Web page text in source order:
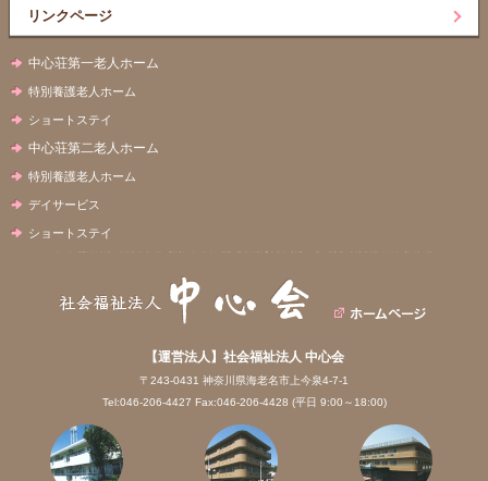
リンクページ
中心荘第一老人ホーム
特別養護老人ホーム
ショートステイ
中心荘第二老人ホーム
特別養護老人ホーム
デイサービス
ショートステイ
【運営法人】社会福祉法人 中心会
〒243-0431 神奈川県海老名市上今泉4-7-1
Tel:046-206-4427 Fax:046-206-4428 (平日 9:00～18:00)